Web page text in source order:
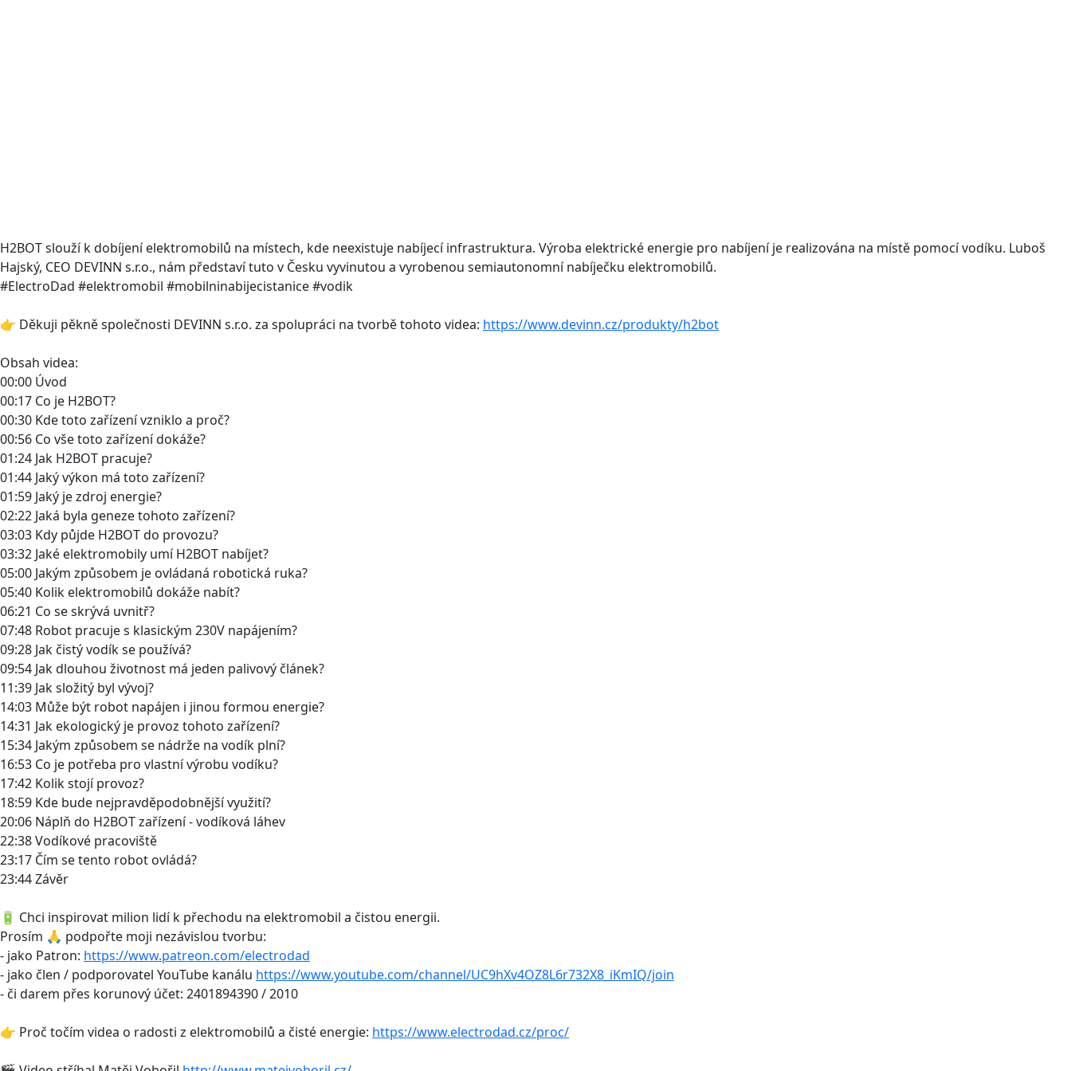
H2BOT slouží k dobíjení elektromobilů na místech, kde neexistuje nabíjecí infrastruktura. Výroba elektrické energie pro nabíjení je realizována na místě pomocí vodíku. Luboš
Hajský, CEO DEVINN s.r.o., nám představí tuto v Česku vyvinutou a vyrobenou semiautonomní nabíječku elektromobilů.
#ElectroDad #elektromobil #mobilninabijecistanice #vodik
👉 Děkuji pěkně společnosti DEVINN s.r.o. za spolupráci na tvorbě tohoto videa: https://www.devinn.cz/produkty/h2bot
Obsah videa:
00:00 Úvod
00:17 Co je H2BOT?
00:30 Kde toto zařízení vzniklo a proč?
00:56 Co vše toto zařízení dokáže?
01:24 Jak H2BOT pracuje?
01:44 Jaký výkon má toto zařízení?
01:59 Jaký je zdroj energie?
02:22 Jaká byla geneze tohoto zařízení?
03:03 Kdy půjde H2BOT do provozu?
03:32 Jaké elektromobily umí H2BOT nabíjet?
05:00 Jakým způsobem je ovládaná robotická ruka?
05:40 Kolik elektromobilů dokáže nabít?
06:21 Co se skrývá uvnitř?
07:48 Robot pracuje s klasickým 230V napájením?
09:28 Jak čistý vodík se používá?
09:54 Jak dlouhou životnost má jeden palivový článek?
11:39 Jak složitý byl vývoj?
14:03 Může být robot napájen i jinou formou energie?
14:31 Jak ekologický je provoz tohoto zařízení?
15:34 Jakým způsobem se nádrže na vodík plní?
16:53 Co je potřeba pro vlastní výrobu vodíku?
17:42 Kolik stojí provoz?
18:59 Kde bude nejpravděpodobnější využití?
20:06 Náplň do H2BOT zařízení - vodíková láhev
22:38 Vodíkové pracoviště
23:17 Čím se tento robot ovládá?
23:44 Závěr
🔋 Chci inspirovat milion lidí k přechodu na elektromobil a čistou energii.
Prosím 🙏 podpořte moji nezávislou tvorbu:
- jako Patron: https://www.patreon.com/electrodad
- jako člen / podporovatel YouTube kanálu https://www.youtube.com/channel/UC9hXv4OZ8L6r732X8_iKmIQ/join
- či darem přes korunový účet: 2401894390 / 2010
👉 Proč točím videa o radosti z elektromobilů a čisté energie: https://www.electrodad.cz/proc/